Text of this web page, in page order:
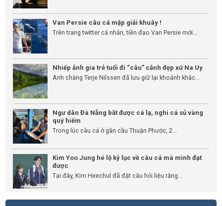
Van Persie câu cá mập giải khuây !
Trên trang twitter cá nhân, tiền đạo Van Persie mới...
Nhiếp ảnh gia trẻ tuổi đi “câu” cảnh đẹp xứ Na Uy
Anh chàng Terje Nilssen đã lưu giữ lại khoảnh khắc...
Ngư dân Đà Nẵng bắt được cá lạ, nghi cá sủ vàng
quý hiếm
Trong lúc câu cá ở gần cầu Thuận Phước, 2...
Kim Yoo Jung hé lộ kỷ lục về câu cá mà mình đạt
được
Tại đây, Kim Heechul đã đặt câu hỏi liệu rằng...